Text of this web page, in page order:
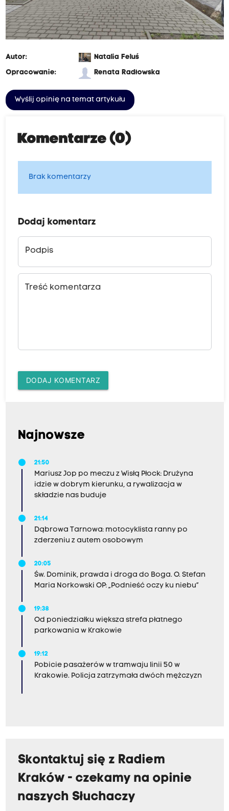
Autor:
Natalia Feluś
Opracowanie:
Renata Radłowska
Wyślij opinię na temat artykułu
Komentarze (0)
Brak komentarzy
Dodaj komentarz
Podpis
Treść komentarza
DODAJ KOMENTARZ
Najnowsze
21:50
Mariusz Jop po meczu z Wisłą Płock: Drużyna
idzie w dobrym kierunku, a rywalizacja w
składzie nas buduje
21:14
Dąbrowa Tarnowa: motocyklista ranny po
zderzeniu z autem osobowym
20:05
Św. Dominik, prawda i droga do Boga. O. Stefan
Maria Norkowski OP: „Podnieść oczy ku niebu”
19:38
Od poniedziałku większa strefa płatnego
parkowania w Krakowie
19:12
Pobicie pasażerów w tramwaju linii 50 w
Krakowie. Policja zatrzymała dwóch mężczyzn
Skontaktuj się z Radiem
Kraków - czekamy na opinie
naszych Słuchaczy